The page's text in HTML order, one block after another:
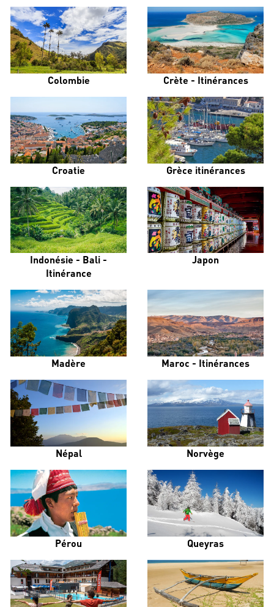
Colombie Crète - Itinérances
Croatie Grèce itinérances
Indonésie - Bali -
Itinérance
Japon
Madère Maroc - Itinérances
Népal Norvège
Pérou Queyras